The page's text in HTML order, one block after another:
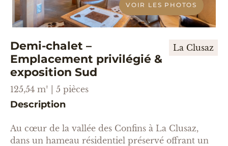
VOIR LES PHOTOS
Demi-chalet –
Emplacement privilégié &
exposition Sud
La Clusaz
125,54 m² | 5 pièces
Description
Au cœur de la vallée des Confins à La Clusaz,
dans un hameau résidentiel préservé offrant un